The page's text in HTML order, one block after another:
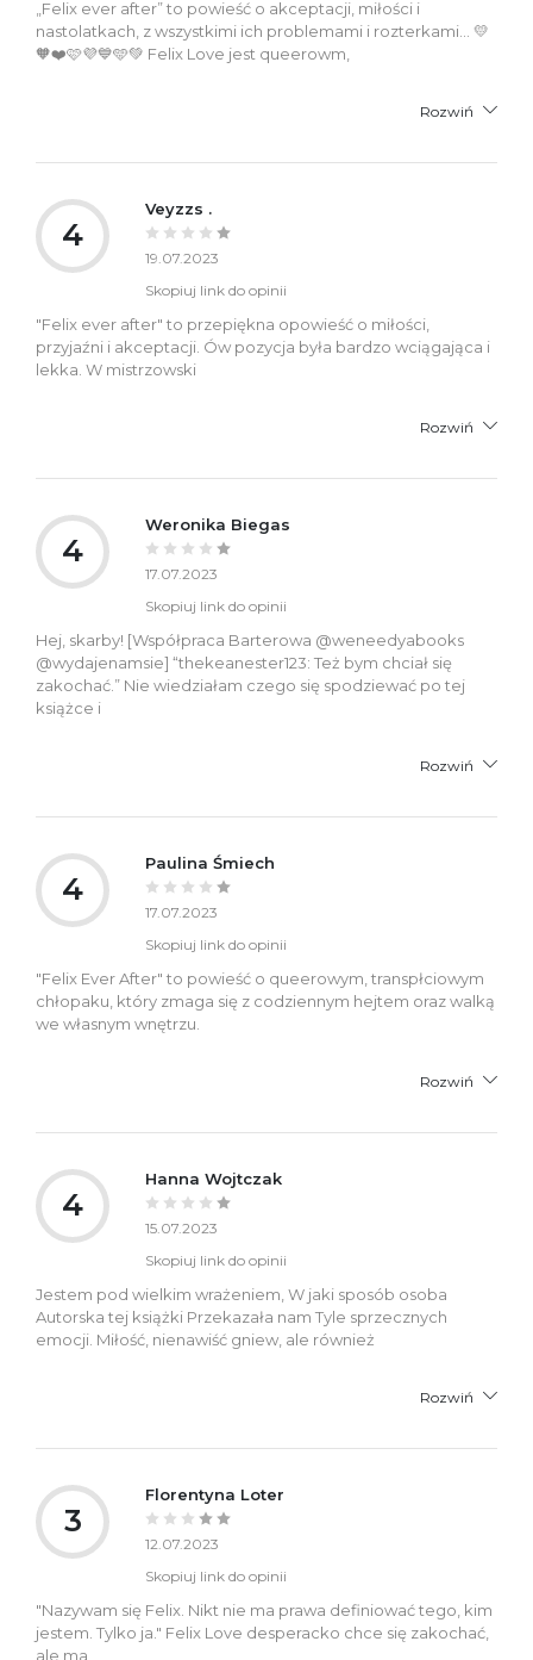
„Felix ever after” to powieść o akceptacji, miłości i
nastolatkach, z wszystkimi ich problemami i rozterkami… 💛
🧡❤️🩷💜💙🩵💚 Felix Love jest queerowm,
Rozwiń
4
Veyzzs .
19.07.2023
Skopiuj link do opinii
"Felix ever after" to przepiękna opowieść o miłości,
przyjaźni i akceptacji. Ów pozycja była bardzo wciągająca i
lekka. W mistrzowski
Rozwiń
4
Weronika Biegas
17.07.2023
Skopiuj link do opinii
Hej, skarby! [Współpraca Barterowa @weneedyabooks
@wydajenamsie] “thekeanester123: Też bym chciał się
zakochać.” Nie wiedziałam czego się spodziewać po tej
książce i
Rozwiń
4
Paulina Śmiech
17.07.2023
Skopiuj link do opinii
"Felix Ever After" to powieść o queerowym, transpłciowym
chłopaku, który zmaga się z codziennym hejtem oraz walką
we własnym wnętrzu.
Rozwiń
4
Hanna Wojtczak
15.07.2023
Skopiuj link do opinii
Jestem pod wielkim wrażeniem, W jaki sposób osoba
Autorska tej książki Przekazała nam Tyle sprzecznych
emocji. Miłość, nienawiść gniew, ale również
Rozwiń
3
Florentyna Loter
12.07.2023
Skopiuj link do opinii
"Nazywam się Felix. Nikt nie ma prawa definiować tego, kim
jestem. Tylko ja." Felix Love desperacko chce się zakochać,
ale ma